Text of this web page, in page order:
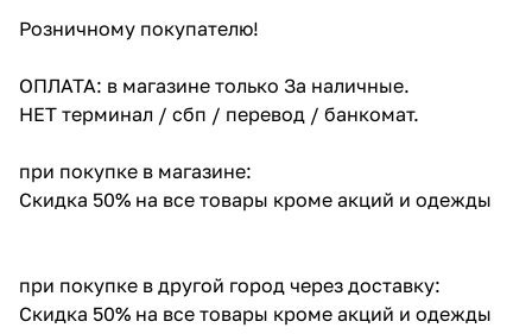
Розничному покупателю!
ОПЛАТА: в магазине только За наличные.
НЕТ терминал / сбп / перевод / банкомат.
при покупке в магазине:
Скидка 50% на все товары кроме акций и одежды
при покупке в другой город через доставку:
Скидка 50% на все товары кроме акций и одежды